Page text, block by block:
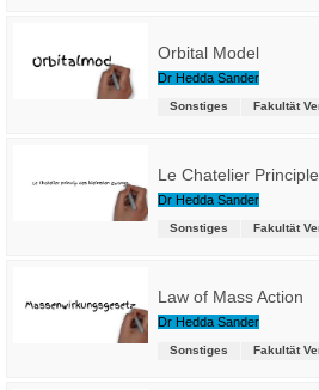
Orbital Model
Dr Hedda Sander
Sonstiges
Le Chatelier Principle
Dr Hedda Sander
Sonstiges
Law of Mass Action
Dr Hedda Sander
Sonstiges